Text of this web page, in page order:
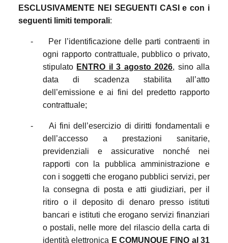
ESCLUSIVAMENTE NEI SEGUENTI CASI
e con i
seguenti limiti temporali:
-
Per l’identificazione delle parti contraenti in
ogni rapporto contrattuale, pubblico o privato,
stipulato ENTRO il 3 agosto 2026, sino alla
data di scadenza stabilita all’atto
dell’emissione e ai fini del predetto rapporto
contrattuale;
-
Ai fini dell’esercizio di diritti fondamentali e
dell’accesso a prestazioni sanitarie,
previdenziali e assicurative nonché nei
rapporti con la pubblica amministrazione e
con i soggetti che erogano pubblici servizi, per
la consegna di posta e atti giudiziari, per il
ritiro o il deposito di denaro presso istituti
bancari e istituti che erogano servizi finanziari
o postali, nelle more del rilascio della carta di
identità elettronica E COMUNQUE FINO al 31